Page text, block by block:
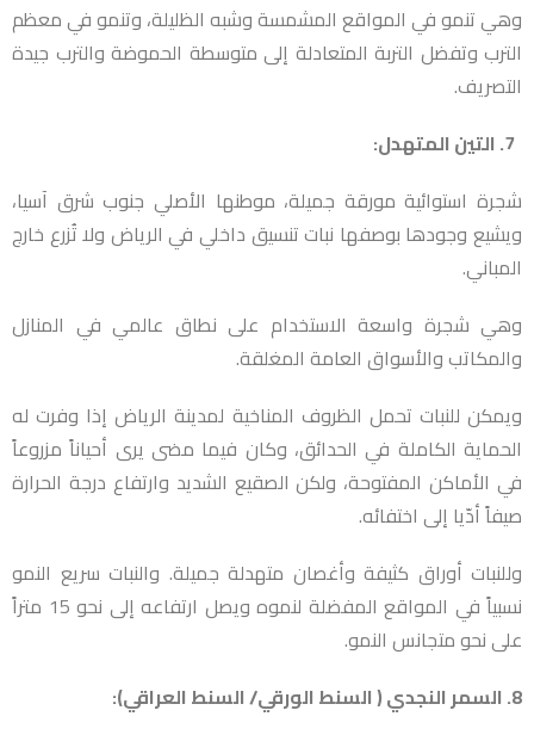
وهي تنمو في المواقع المشمسة وشبه الظليلة، وتنمو في معظم
الترب وتفضل التربة المتعادلة إلى متوسطة الحموضة والترب جيدة
التصريف.
شجرة استوائية مورقة جميلة، موطنها الأصلي جنوب شرق آسيا،
ويشيع وجودها بوصفها نبات تنسيق داخلي في الرياض ولا تُزرع خارج
المباني.
وهي شجرة واسعة الاستخدام على نطاق عالمي في المنازل
والمكاتب والأسواق العامة المغلقة.
ويمكن للنبات تحمل الظروف المناخية لمدينة الرياض إذا وفرت له
الحماية الكاملة في الحدائق، وكان فيما مضى يرى أحياناً مزروعاً
في الأماكن المفتوحة، ولكن الصقيع الشديد وارتفاع درجة الحرارة
صيفاً أدّيا إلى اختفائه.
وللنبات أوراق كثيفة وأغصان متهدلة جميلة. والنبات سريع النمو
نسبياً في المواقع المفضلة لنموه ويصل ارتفاعه إلى نحو 15 متراً
على نحو متجانس النمو.
8. السمر النجدي ( السنط الورقي/ السنط العراقي):